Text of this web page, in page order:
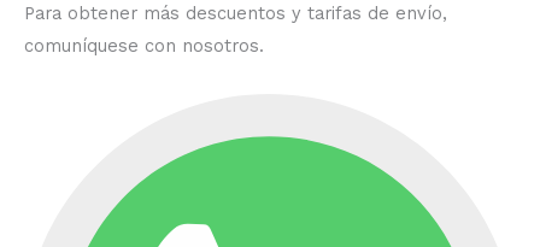
Para obtener más descuentos y tarifas de envío,
comuníquese con nosotros.